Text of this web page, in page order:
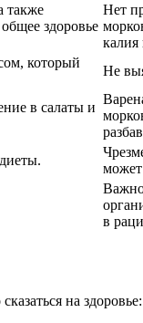
также
здоровье
Нет
калия
который
Не
в салаты и
может
в
на здоровье: